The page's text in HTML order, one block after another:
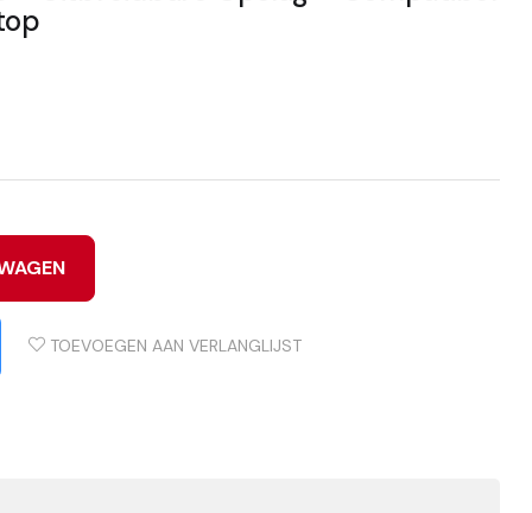
TOEVOEGEN AAN VERLANGLIJST